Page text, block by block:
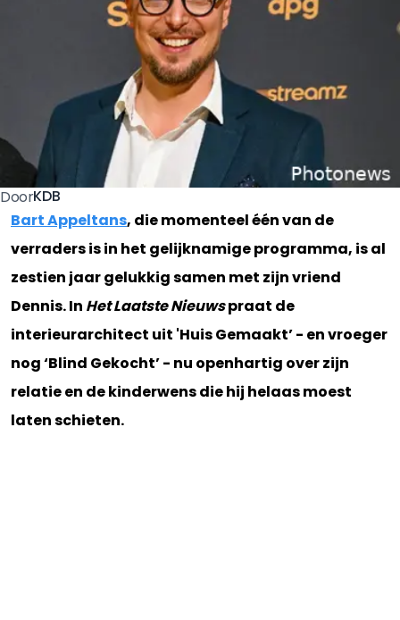
DoorKDB
Bart Appeltans, die momenteel één van de
verraders is in het gelijknamige programma, is al
zestien jaar gelukkig samen met zijn vriend
Dennis. In Het Laatste Nieuwspraat de
interieurarchitect uit 'Huis Gemaakt’ - en vroeger
nog ‘Blind Gekocht’ - nu openhartig over zijn
relatie en de kinderwens die hij helaas moest
laten schieten.